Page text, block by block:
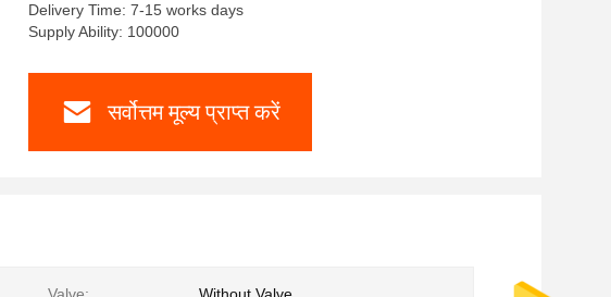
Delivery Time: 7-15 works days
Supply Ability: 100000
सर्वोत्तम मूल्य प्राप्त करें